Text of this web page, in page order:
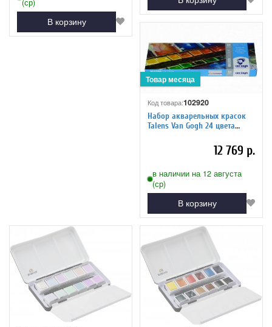
(ср)
В корзину
Код товара:102920
Набор акварельных красок
Talens Van Gogh 24 цвета
12 769 р.
в наличии на 12 августа
(ср)
В корзину